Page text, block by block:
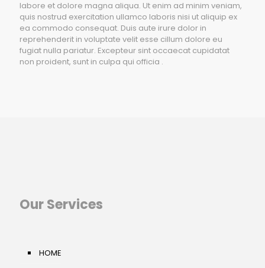
labore et dolore magna aliqua. Ut enim ad minim veniam,
quis nostrud exercitation ullamco laboris nisi ut aliquip ex
ea commodo consequat. Duis aute irure dolor in
reprehenderit in voluptate velit esse cillum dolore eu
fugiat nulla pariatur. Excepteur sint occaecat cupidatat
non proident, sunt in culpa qui officia .
Our Services
HOME